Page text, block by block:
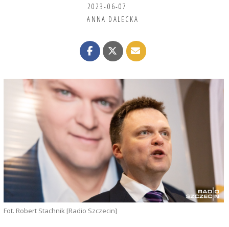
2023-06-07
ANNA DALECKA
Fot. Robert Stachnik [Radio Szczecin]